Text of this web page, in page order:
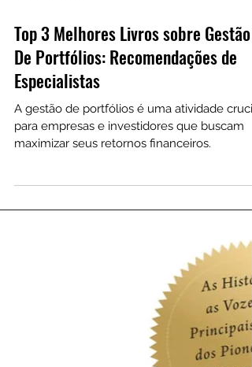
15 de mai. de 2024
Top 3 Melhores Livros sobre Gestão
De Portfólios: Recomendações de
Especialistas
A gestão de portfólios é uma atividade